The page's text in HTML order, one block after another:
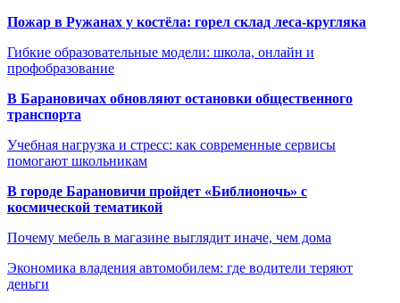
Пожар в Ружанах у костёла: горел склад леса-кругляка
Гибкие образовательные модели: школа, онлайн и
профобразование
В Барановичах обновляют остановки общественного
транспорта
Учебная нагрузка и стресс: как современные сервисы
помогают школьникам
В городе Барановичи пройдет «Библионочь» с
космической тематикой
Почему мебель в магазине выглядит иначе, чем дома
Экономика владения автомобилем: где водители теряют
деньги